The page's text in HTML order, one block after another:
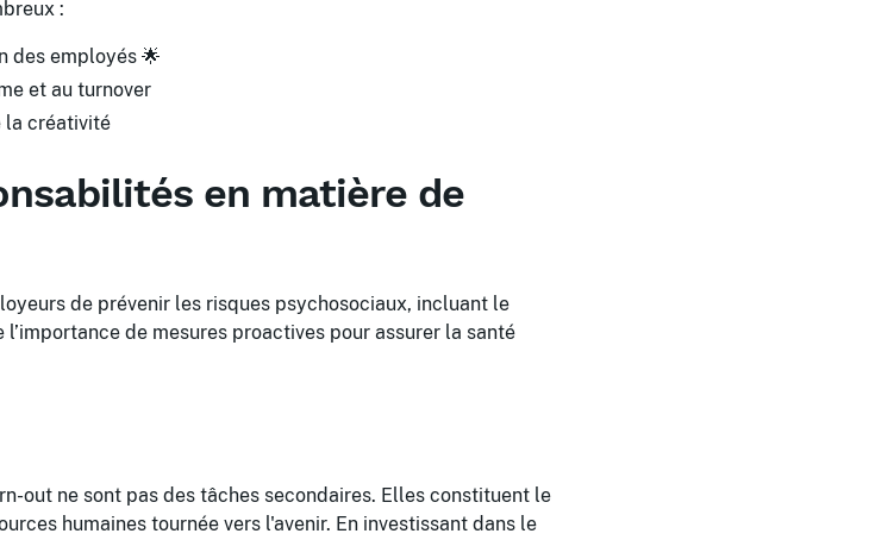
:
des employés 🌟
et au turnover
la créativité
en matière de
de prévenir les risques psychosociaux, incluant le
de mesures proactives pour assurer la santé
out ne sont pas des tâches secondaires. Elles constituent le
humaines tournée vers l'avenir. En investissant dans le